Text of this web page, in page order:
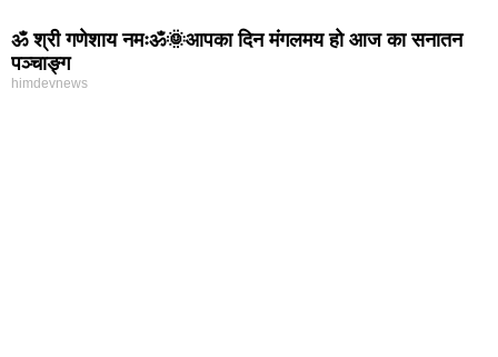
ॐ श्री गणेशाय नमःॐ🌞आपका दिन मंगलमय हो आज का सनातन
पञ्चाङ्ग
himdevnews